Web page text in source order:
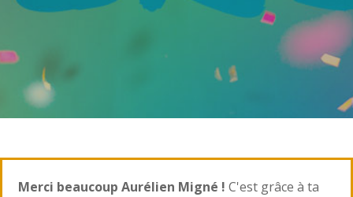
Merci beaucoup Aurélien Migné ! C'est grâce à ta